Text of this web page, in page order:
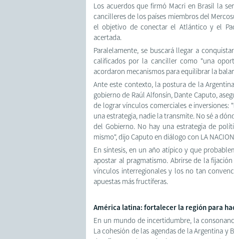
Los acuerdos que firmó Macri en Brasil la
cancilleres de los países miembros del
el objetivo de conectar el Atlántico y el
acertada.
Paralelamente, se buscará llegar a
calificados por la canciller como "una
acordaron mecanismos para equilibrar la
Ante este contexto, la postura de la
gobierno de Raúl Alfonsín, Dante Caputo,
de lograr vínculos comerciales e
una estrategia, nadie la transmite. No sé a
del Gobierno. No hay una estrategia de
mismo", dijo Caputo en diálogo con LA
En síntesis, en un año atípico y que
apostar al pragmatismo. Abrirse de la
vínculos interregionales y los no tan
apuestas más fructíferas.
América latina: fortalecer la región para
En un mundo de incertidumbre, la
La cohesión de las agendas de la Argentina